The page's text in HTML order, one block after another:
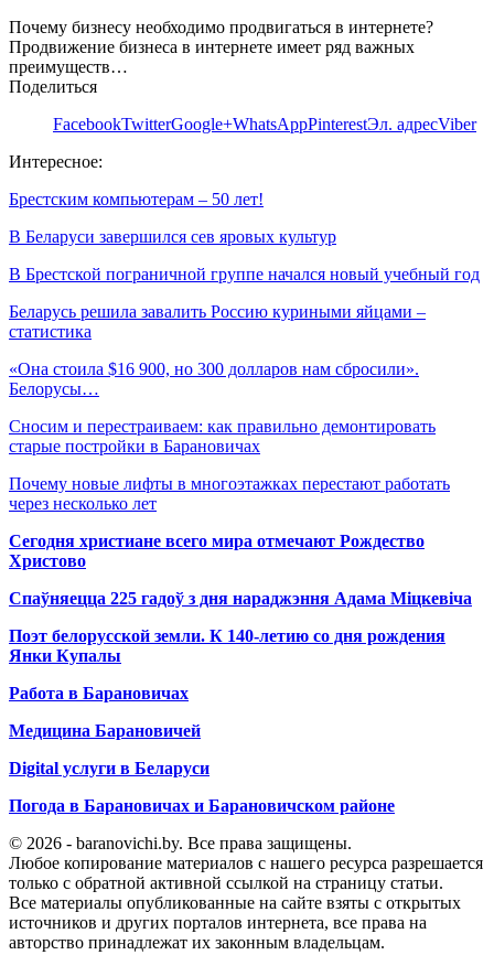
Почему бизнесу необходимо продвигаться в интернете?
Продвижение бизнеса в интернете имеет ряд важных
преимуществ…
Поделиться
FacebookTwitterGoogle+WhatsAppPinterestЭл. адресViber
Интересное:
Брестским компьютерам – 50 лет!
В Беларуси завершился сев яровых культур
В Брестской пограничной группе начался новый учебный год
Беларусь решила завалить Россию куриными яйцами –
статистика
«Она стоила $16 900, но 300 долларов нам сбросили».
Белорусы…
Сносим и перестраиваем: как правильно демонтировать
старые постройки в Барановичах
Почему новые лифты в многоэтажках перестают работать
через несколько лет
Сегодня христиане всего мира отмечают Рождество
Христово
Спаўняецца 225 гадоў з дня нараджэння Адама Міцкевіча
Поэт белорусской земли. К 140-летию со дня рождения
Янки Купалы
Работа в Барановичах
Медицина Барановичей
Digital услуги в Беларуси
Погода в Барановичах и Барановичском районе
© 2026 - baranovichi.by. Все права защищены.
Любое копирование материалов с нашего ресурса разрешается
только с обратной активной ссылкой на страницу статьи.
Все материалы опубликованные на сайте взяты с открытых
источников и других порталов интернета, все права на
авторство принадлежат их законным владельцам.